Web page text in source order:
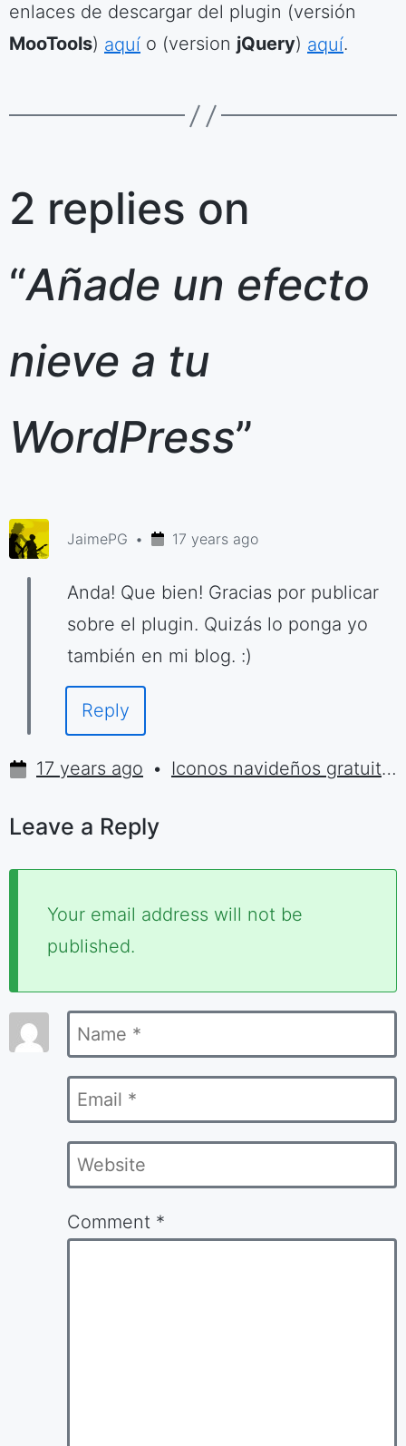
enlaces de descargar del plugin (versión
MooTools) aquí o (version jQuery) aquí.
2 replies on
“Añade un efecto
nieve a tu
WordPress”
JaimePG 17 years ago
Anda! Que bien! Gracias por publicar
sobre el plugin. Quizás lo ponga yo
también en mi blog. :)
Reply
17 years ago Iconos navideños gratuitos | Sumolari.com
Leave a Reply
Your email address will not be
published.
Required
marked
Name
*
Email
*
Website
Comment *